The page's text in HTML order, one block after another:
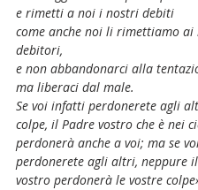
e rimetti a noi i nostri debiti
come anche noi li rimettiamo ai
debitori,
e non abbandonarci alla
ma liberaci dal male.
Se voi infatti perdonerete agli
colpe, il Padre vostro che è nei
perdonerà anche a voi; ma se
perdonerete agli altri, neppure
vostro perdonerà le vostre